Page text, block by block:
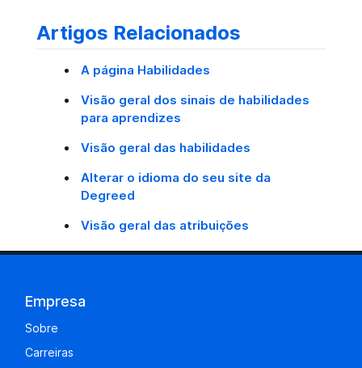
Artigos Relacionados
A página Habilidades
Visão geral dos sinais de habilidades
para aprendizes
Visão geral das habilidades
Alterar o idioma do seu site da
Degreed
Visão geral das atribuições
Empresa
Sobre
Carreiras